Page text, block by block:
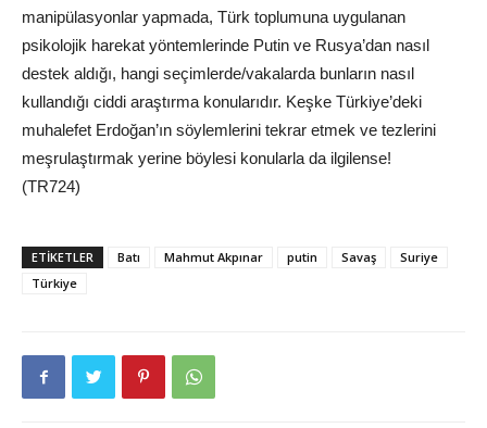
manipülasyonlar yapmada, Türk toplumuna uygulanan
psikolojik harekat yöntemlerinde Putin ve Rusya’dan nasıl
destek aldığı, hangi seçimlerde/vakalarda bunların nasıl
kullandığı ciddi araştırma konularıdır. Keşke Türkiye’deki
muhalefet Erdoğan’ın söylemlerini tekrar etmek ve tezlerini
meşrulaştırmak yerine böylesi konularla da ilgilense!
(TR724)
ETIKETLER Batı Mahmut Akpınar putin Savaş
Suriye
Türkiye